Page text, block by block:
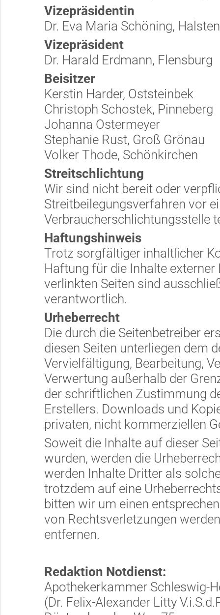
Vizepräsidentin
Dr. Eva Maria Schöning,
Vizepräsident
Dr. Harald Erdmann, Flensburg
Beisitzer
Kerstin Harder, Oststeinbek
Christoph Schostek, Pinneberg
Johanna Ostermeyer
Stephanie Rust, Groß Grönau
Volker Thode, Schönkirchen
Streitschlichtung
Wir sind nicht bereit oder
Streitbeilegungsverfahren vor
Verbraucherschlichtungsstelle
Haftungshinweis
Trotz sorgfältiger inhaltlicher
Haftung für die Inhalte externer
verlinkten Seiten sind
verantwortlich.
Urheberrecht
Die durch die Seitenbetreiber
diesen Seiten unterliegen dem
Vervielfältigung, Bearbeitung,
Verwertung außerhalb der
der schriftlichen Zustimmung
Erstellers. Downloads und
privaten, nicht kommerziellen
Soweit die Inhalte auf dieser
wurden, werden die
werden Inhalte Dritter als
trotzdem auf eine
bitten wir um einen
von Rechtsverletzungen
entfernen.
Redaktion Notdienst:
Apothekerkammer Schleswig-
(Dr. Felix-Alexander Litty